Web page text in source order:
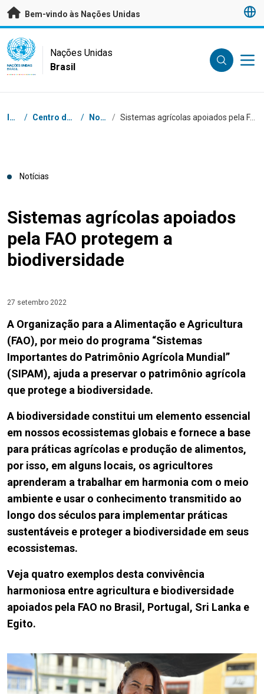
Saltar para conteúdo principal
Bem-vindo às Nações Unidas
UN Logo
NAÇÕES UNIDAS
BRASIL
Nações Unidas
Brasil
Navegação
Início / Centro de Imprensa / Notícias / Sistemas agrícolas apoiados pela FAO protegem a biodiversidade
Notícias
Sistemas agrícolas apoiados
pela FAO protegem a
biodiversidade
27 setembro 2022
A Organização para a Alimentação e Agricultura
(FAO), por meio do programa “Sistemas
Importantes do Patrimônio Agrícola Mundial”
(SIPAM), ajuda a preservar o patrimônio agrícola
que protege a biodiversidade.
A biodiversidade constitui um elemento essencial
em nossos ecossistemas globais e fornece a base
para práticas agrícolas e produção de alimentos,
por isso, em alguns locais, os agricultores
aprenderam a trabalhar em harmonia com o meio
ambiente e usar o conhecimento transmitido ao
longo dos séculos para implementar práticas
sustentáveis e proteger a biodiversidade em seus
ecossistemas.
Veja quatro exemplos desta convivência
harmoniosa entre agricultura e biodiversidade
apoiados pela FAO no Brasil, Portugal, Sri Lanka e
Egito.